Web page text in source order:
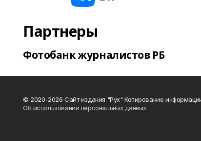
Партнеры
Фотобанк журналистов РБ
© 2020-2026 Сайт издания "Рух" Копирование
Об использовании персональных данных